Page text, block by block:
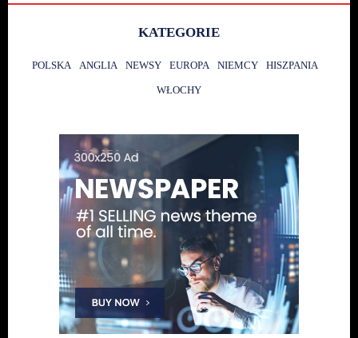
KATEGORIE
POLSKA ANGLIA NEWSY EUROPA NIEMCY HISZPANIA
WŁOCHY